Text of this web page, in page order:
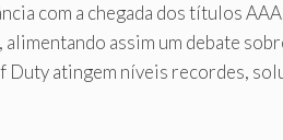
com a chegada dos títulos
assim um debate
Duty atingem níveis recordes,